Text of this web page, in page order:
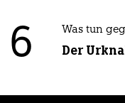
6 Was tun
Der